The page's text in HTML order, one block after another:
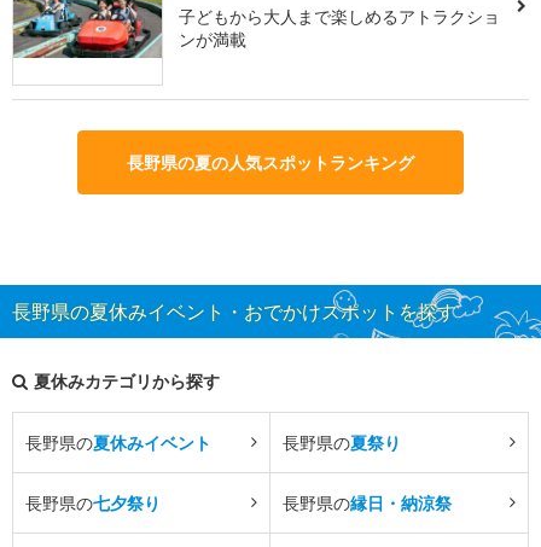
子どもから大人まで楽しめるアトラクショ
ンが満載
長野県の夏の人気スポットランキング
長野県の夏休みイベント・おでかけスポットを探す
夏休みカテゴリから探す
長野県の夏休みイベント 長野県の夏祭り
長野県の七夕祭り 長野県の縁日・納涼祭